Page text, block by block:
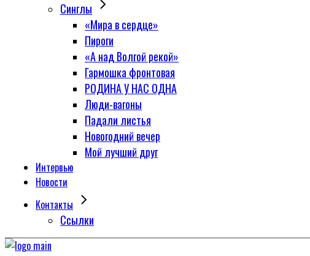
Синглы
«Мира в сердце»
Пироги
«А над Волгой рекой»
Гармошка фронтовая
РОДИНА У НАС ОДНА
Люди-вагоны
Падали листья
Новогодний вечер
Мой лучший друг
Интервью
Новости
Контакты
Сcылки